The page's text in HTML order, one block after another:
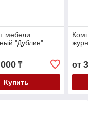
мебели
"Дублин"
₸
Купить
от